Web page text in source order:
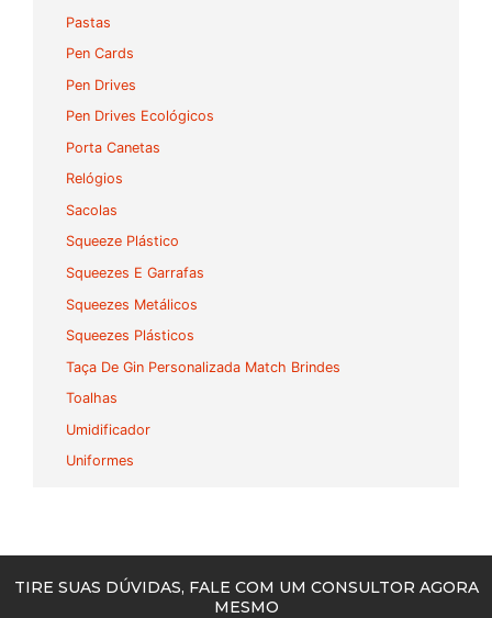
Pastas
Pen Cards
Pen Drives
Pen Drives Ecológicos
Porta Canetas
Relógios
Sacolas
Squeeze Plástico
Squeezes E Garrafas
Squeezes Metálicos
Squeezes Plásticos
Taça De Gin Personalizada Match Brindes
Toalhas
Umidificador
Uniformes
TIRE SUAS DÚVIDAS, FALE COM UM CONSULTOR AGORA
MESMO